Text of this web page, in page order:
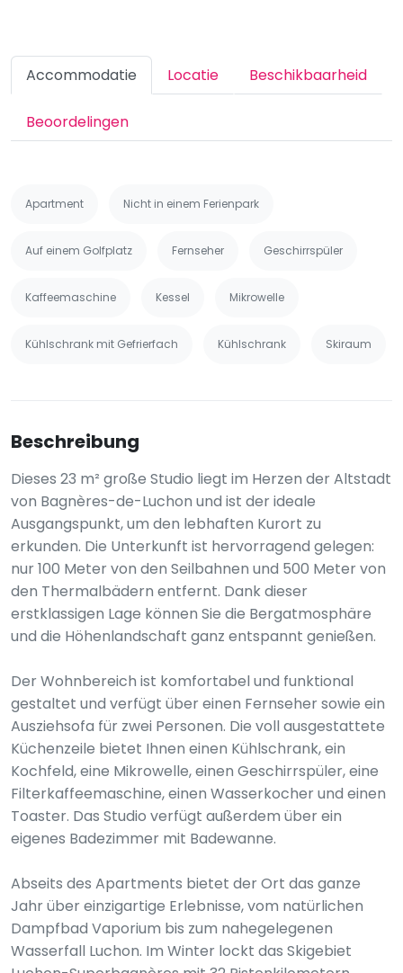
Accommodatie Locatie Beschikbaarheid
Beoordelingen
Apartment Nicht in einem Ferienpark
Auf einem Golfplatz Fernseher Geschirrspüler
Kaffeemaschine Kessel Mikrowelle
Kühlschrank mit Gefrierfach Kühlschrank Skiraum
Beschreibung
Dieses 23 m² große Studio liegt im Herzen der Altstadt
von Bagnères-de-Luchon und ist der ideale
Ausgangspunkt, um den lebhaften Kurort zu
erkunden. Die Unterkunft ist hervorragend gelegen:
nur 100 Meter von den Seilbahnen und 500 Meter von
den Thermalbädern entfernt. Dank dieser
erstklassigen Lage können Sie die Bergatmosphäre
und die Höhenlandschaft ganz entspannt genießen.
Der Wohnbereich ist komfortabel und funktional
gestaltet und verfügt über einen Fernseher sowie ein
Ausziehsofa für zwei Personen. Die voll ausgestattete
Küchenzeile bietet Ihnen einen Kühlschrank, ein
Kochfeld, eine Mikrowelle, einen Geschirrspüler, eine
Filterkaffeemaschine, einen Wasserkocher und einen
Toaster. Das Studio verfügt außerdem über ein
eigenes Badezimmer mit Badewanne.
Abseits des Apartments bietet der Ort das ganze
Jahr über einzigartige Erlebnisse, vom natürlichen
Dampfbad Vaporium bis zum nahegelegenen
Wasserfall Luchon. Im Winter lockt das Skigebiet